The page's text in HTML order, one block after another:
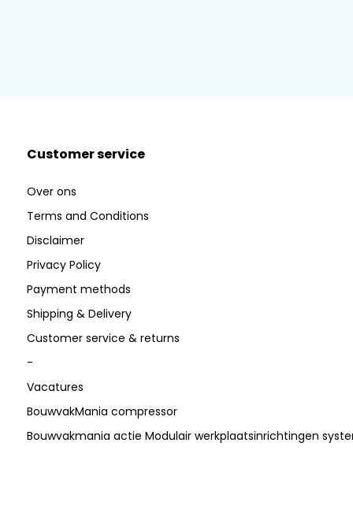
Customer service
Over ons
Terms and Conditions
Disclaimer
Privacy Policy
Payment methods
Shipping & Delivery
Customer service & returns
-
Vacatures
BouwvakMania compressor
Bouwvakmania actie Modulair werkplaatsinrichtingen